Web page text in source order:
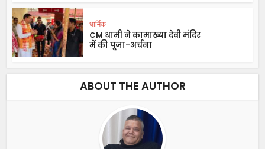
धार्मिक
CM धामी ने कामाख्या देवी मंदिर
में की पूजा-अर्चना
ABOUT THE AUTHOR